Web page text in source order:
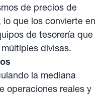
de precios de
que los convierte en
de tesorería que
divisas.
la mediana
operaciones reales y